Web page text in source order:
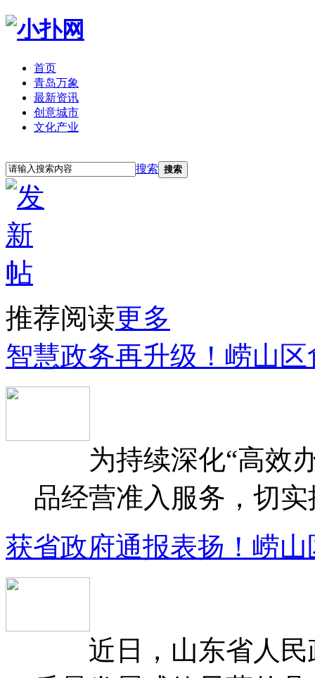
首页
青岛万象
最新资讯
创意城市
文化产业
搜索 搜索
推荐阅读更多
智慧政务再升级！崂山
为持续深化“高效办
品经营准入服务，切
获省政府通报表扬！崂
近日，山东省人民